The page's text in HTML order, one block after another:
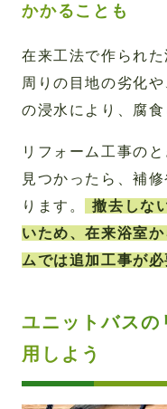
かかることも
在来工法で作られ
周りの目地の劣化
の浸水により、腐
リフォーム工事の
見つかったら、補
ります。
撤去しな
いため、在来浴室
ムでは追加工事が
ユニットバスの
用しよう